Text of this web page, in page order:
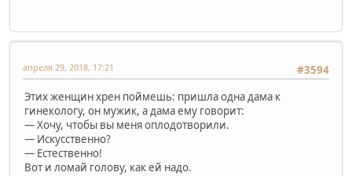
#3594
апреля 29, 2018, 17:21
Этих женщин хрен поймешь: пришла одна дама к
гинекологу, он мужик, а дама ему говорит:
— Хочу, чтобы вы меня оплодотворили.
— Искусственно?
— Естественно!
Вот и ломай голову, как ей надо.